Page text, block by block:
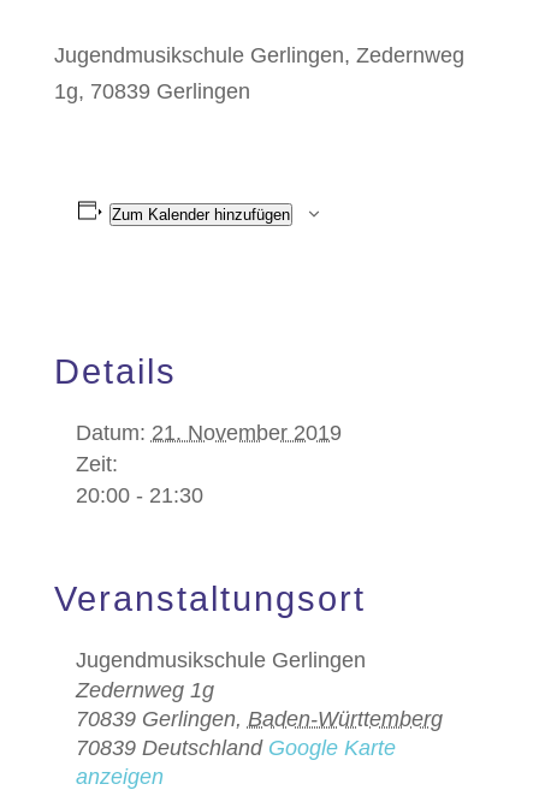
Jugendmusikschule Gerlingen, Zedernweg
1g, 70839 Gerlingen
Zum Kalender hinzufügen
Details
Datum: 21. November 2019
Zeit:
20:00 - 21:30
Veranstaltungsort
Jugendmusikschule Gerlingen
Zedernweg 1g
70839 Gerlingen, Baden-Württemberg
70839 Deutschland Google Karte
anzeigen